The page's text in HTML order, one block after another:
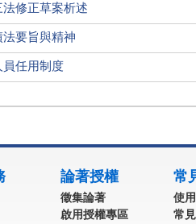
修正草案析述
要旨與精神
任用制度
論著授權
徵集論著
啟用授權專區
常
使
常